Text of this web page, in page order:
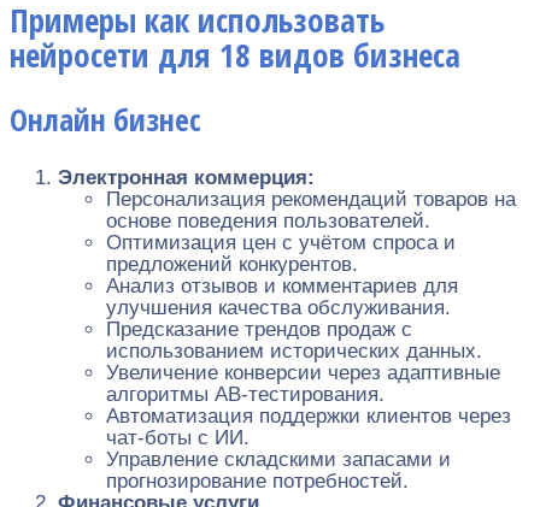
Примеры как использовать
нейросети для 18 видов бизнеса
Онлайн бизнес
Электронная коммерция:
Персонализация рекомендаций товаров на
основе поведения пользователей.
Оптимизация цен с учётом спроса и
предложений конкурентов.
Анализ отзывов и комментариев для
улучшения качества обслуживания.
Предсказание трендов продаж с
использованием исторических данных.
Увеличение конверсии через адаптивные
алгоритмы AB-тестирования.
Автоматизация поддержки клиентов через
чат-боты с ИИ.
Управление складскими запасами и
прогнозирование потребностей.